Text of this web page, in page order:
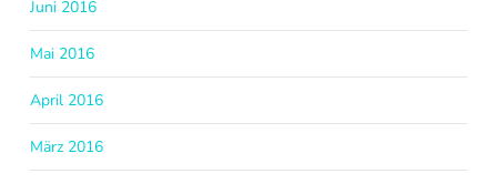
Juni 2016
Mai 2016
April 2016
März 2016